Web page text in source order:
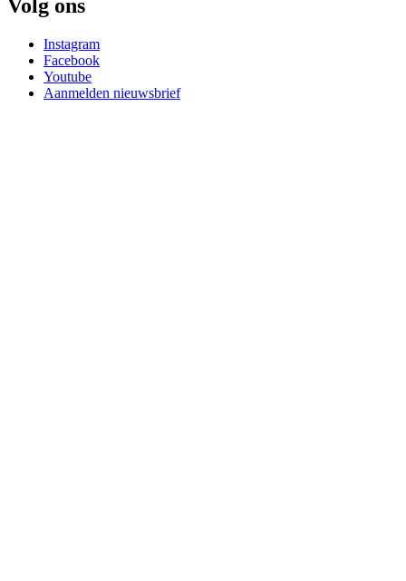
Volg ons
Instagram
Facebook
Youtube
Aanmelden nieuwsbrief